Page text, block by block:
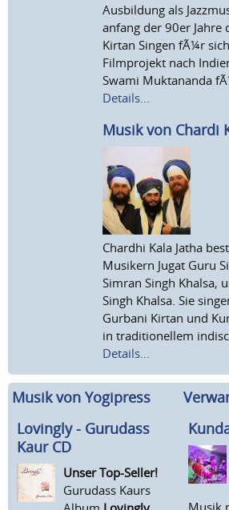
Ausbildung als
anfang der 90er Jahre
Kirtan Singen fÃ¼r
Filmprojekt nach
Swami Muktananda
Details...
Musik von Chardi
Chardhi Kala Jatha
Musikern Jugat Guru
Simran Singh Khalsa,
Singh Khalsa. Sie
Gurbani Kirtan und
in traditionellem
Details...
Musik von Yogipress
Lovingly - Gurudass
Kaur CD
Unser Top-Seller!
Gurudass Kaurs